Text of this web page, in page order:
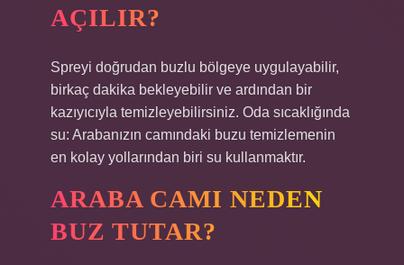
AÇILIR?
Spreyi doğrudan buzlu bölgeye uygulayabilir,
birkaç dakika bekleyebilir ve ardından bir
kazıyıcıyla temizleyebilirsiniz. Oda sıcaklığında
su: Arabanızın camındaki buzu temizlemenin
en kolay yollarından biri su kullanmaktır.
ARABA CAMI NEDEN
BUZ TUTAR?